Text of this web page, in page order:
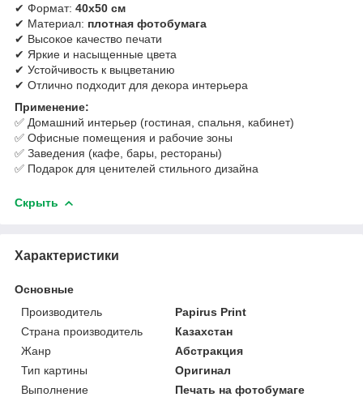
✔ Формат: 40х50 см
✔ Материал: плотная фотобумага
✔ Высокое качество печати
✔ Яркие и насыщенные цвета
✔ Устойчивость к выцветанию
✔ Отлично подходит для декора интерьера
Применение:
✅ Домашний интерьер (гостиная, спальня, кабинет)
✅ Офисные помещения и рабочие зоны
✅ Заведения (кафе, бары, рестораны)
✅ Подарок для ценителей стильного дизайна
Скрыть
Характеристики
Основные
Производитель
Papirus Print
Страна производитель
Казахстан
Жанр
Абстракция
Тип картины
Оригинал
Выполнение
Печать на фотобумаге